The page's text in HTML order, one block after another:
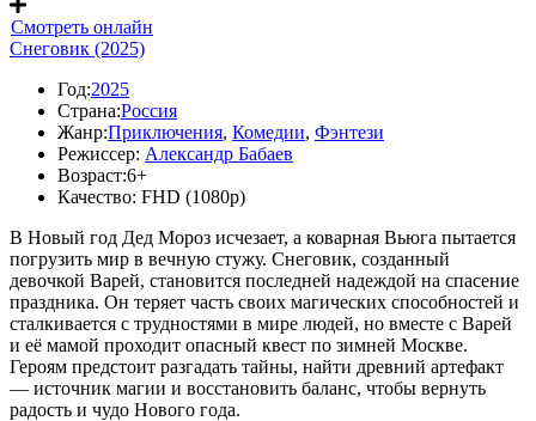
Смотреть онлайн
Снеговик (2025)
Год:2025
Страна:Россия
Жанр:Приключения, Комедии, Фэнтези
Режиссер: Александр Бабаев
Возраст:6+
Качество: FHD (1080p)
В Новый год Дед Мороз исчезает, а коварная Вьюга пытается
погрузить мир в вечную стужу. Снеговик, созданный
девочкой Варей, становится последней надеждой на спасение
праздника. Он теряет часть своих магических способностей и
сталкивается с трудностями в мире людей, но вместе с Варей
и её мамой проходит опасный квест по зимней Москве.
Героям предстоит разгадать тайны, найти древний артефакт
— источник магии и восстановить баланс, чтобы вернуть
радость и чудо Нового года.